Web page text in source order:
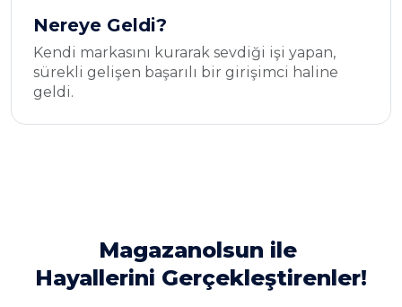
Nereye Geldi?
Kendi markasını kurarak sevdiği işi yapan,
sürekli gelişen başarılı bir girişimci haline
geldi.
Magazanolsun ile
Hayallerini Gerçekleştirenler!